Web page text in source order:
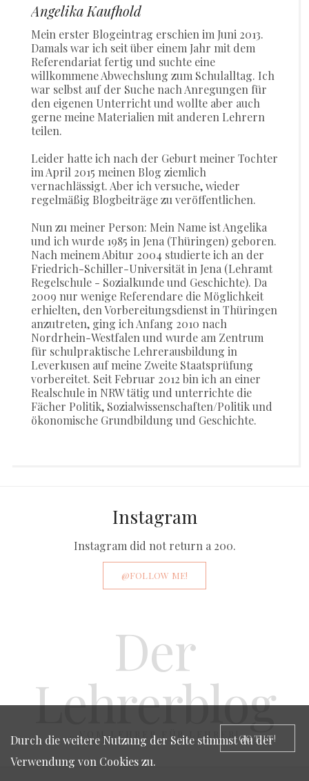
Angelika Kaufhold
Mein erster Blogeintrag erschien im Juni 2013.
Damals war ich seit über einem Jahr mit dem
Referendariat fertig und suchte eine
willkommene Abwechslung zum Schulalltag. Ich
war selbst auf der Suche nach Anregungen für
den eigenen Unterricht und wollte aber auch
gerne meine Materialien mit anderen Lehrern
teilen.
Leider hatte ich nach der Geburt meiner Tochter
im April 2015 meinen Blog ziemlich
vernachlässigt. Aber ich versuche, wieder
regelmäßig Blogbeiträge zu veröffentlichen.
Nun zu meiner Person: Mein Name ist Angelika
und ich wurde 1985 in Jena (Thüringen) geboren.
Nach meinem Abitur 2004 studierte ich an der
Friedrich-Schiller-Universität in Jena (Lehramt
Regelschule - Sozialkunde und Geschichte). Da
2009 nur wenige Referendare die Möglichkeit
erhielten, den Vorbereitungsdienst in Thüringen
anzutreten, ging ich Anfang 2010 nach
Nordrhein-Westfalen und wurde am Zentrum
für schulpraktische Lehrerausbildung in
Leverkusen auf meine Zweite Staatsprüfung
vorbereitet. Seit Februar 2012 bin ich an einer
Realschule in NRW tätig und unterrichte die
Fächer Politik, Sozialwissenschaften/Politik und
ökonomische Grundbildung und Geschichte.
Instagram
Instagram did not return a 200.
@FOLLOW ME!
Der
Lehrerblog
…VOM LEHRER FÜR LEHRER!GOT IT!
Durch die weitere Nutzung der Seite stimmst du der
Verwendung von Cookies zu.